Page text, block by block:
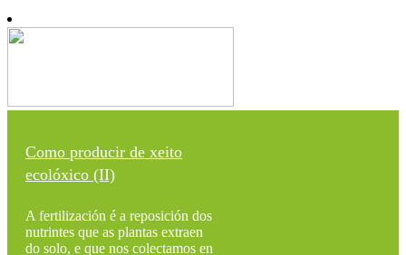
Como producir de xeito
ecolóxico (II)
A fertilización é a reposición dos
nutrintes que as plantas extraen
do solo, e que nos colectamos en